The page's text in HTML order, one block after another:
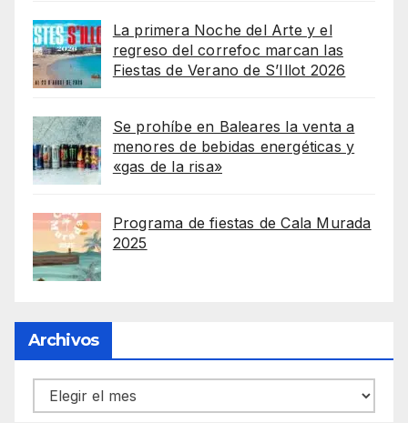
La primera Noche del Arte y el
regreso del correfoc marcan las
Fiestas de Verano de S’Illot 2026
Se prohíbe en Baleares la venta a
menores de bebidas energéticas y
«gas de la risa»
Programa de fiestas de Cala Murada
2025
Archivos
Archivos